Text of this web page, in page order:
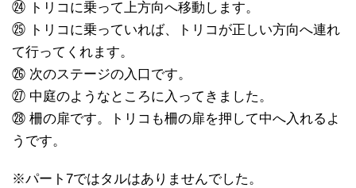
㉔ トリコに乗って上方向へ移動します。
㉕ トリコに乗っていれば、トリコが正しい方向へ連れ
て行ってくれます。
㉖ 次のステージの入口です。
㉗ 中庭のようなところに入ってきました。
㉘ 柵の扉です。トリコも柵の扉を押して中へ入れるよ
うです。
※パート7ではタルはありませんでした。